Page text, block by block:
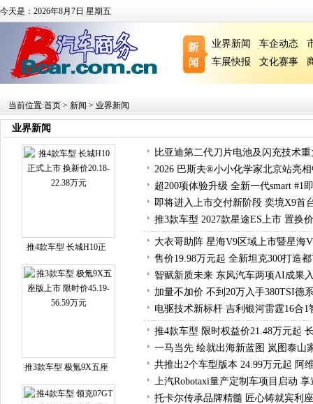
今天是：2026年8月7日 星期五
业界新闻 车企动态
车展快报
文化赛事
当前位置:首页 > 新闻 > 业界新闻
业界新闻
推4款车型 长城H10正
推3款车型 极氪9X五座
比亚迪第二代刀片电池及闪充技术
2026 巴斯夫®小小化学家北京站亮
超200项体验升级 全新一代smart #1
即将进入上市交付新阶段 奕境X9首
推3款车型 2027款星途ES上市 置换
大衣哥助阵 星海V9区域上市暨星海
售价19.98万元起 全新坦克300打造
智赋新质未来 东风汽车两项AI成果
加量不加价 不到20万入手380TSI德
电驱技术新标杆 吉利银河雷霆16合1
推4款车型 限时权益价21.48万元起
一马当先 绘就出海新蓝图 岚图泰山
共推出2个车型版本 24.99万元起 阿
上汽Robotaxi量产定制车项目启动
托卡尔传承品牌精髓 匠心铸就宾利